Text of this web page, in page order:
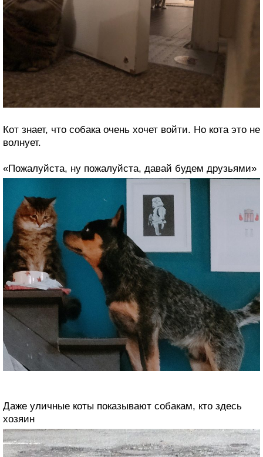
Кот знает, что собака очень хочет войти. Но кота это не
волнует.
«Пожалуйста, ну пожалуйста, давай будем друзьями»
Даже уличные коты показывают собакам, кто здесь
хозяин